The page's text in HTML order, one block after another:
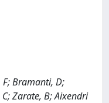
F; Bramanti, D;
Zarate, B; Aixendri